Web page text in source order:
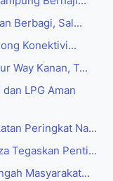
Berbagi, Sal...
Konektivi...
Way Kanan, T...
LPG Aman
Peringkat Na...
Tegaskan Penti...
Masyarakat...